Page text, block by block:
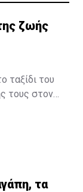
ζωής
ταξίδι του
τους στον
τατα